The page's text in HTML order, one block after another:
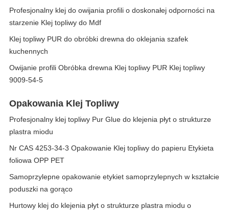
Profesjonalny klej do owijania profili o doskonałej odporności na
starzenie Klej topliwy do Mdf
Klej topliwy PUR do obróbki drewna do oklejania szafek
kuchennych
Owijanie profili Obróbka drewna Klej topliwy PUR Klej topliwy
9009-54-5
Opakowania Klej Topliwy
Profesjonalny klej topliwy Pur Glue do klejenia płyt o strukturze
plastra miodu
Nr CAS 4253-34-3 Opakowanie Klej topliwy do papieru Etykieta
foliowa OPP PET
Samoprzylepne opakowanie etykiet samoprzylepnych w kształcie
poduszki na gorąco
Hurtowy klej do klejenia płyt o strukturze plastra miodu o